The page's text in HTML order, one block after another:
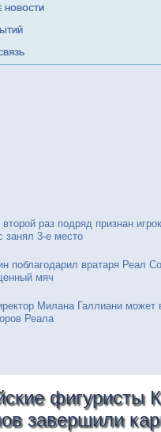
НОВОСТИ
раз подряд признан
занял 3-е место
поблагодарил вратаря Реал
мяч
Милана Галлиани может
Реала
фигуристы
завершили